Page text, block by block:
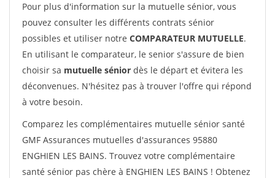
Pour plus d'information sur la mutuelle sénior, vous
pouvez consulter les différents contrats sénior
possibles et utiliser notre COMPARATEUR MUTUELLE.
En utilisant le comparateur, le senior s'assure de bien
choisir sa mutuelle sénior dès le départ et évitera les
déconvenues. N'hésitez pas à trouver l'offre qui répond
à votre besoin.
Comparez les complémentaires mutuelle sénior santé
GMF Assurances mutuelles d'assurances 95880
ENGHIEN LES BAINS. Trouvez votre complémentaire
santé sénior pas chère à ENGHIEN LES BAINS ! Obtenez